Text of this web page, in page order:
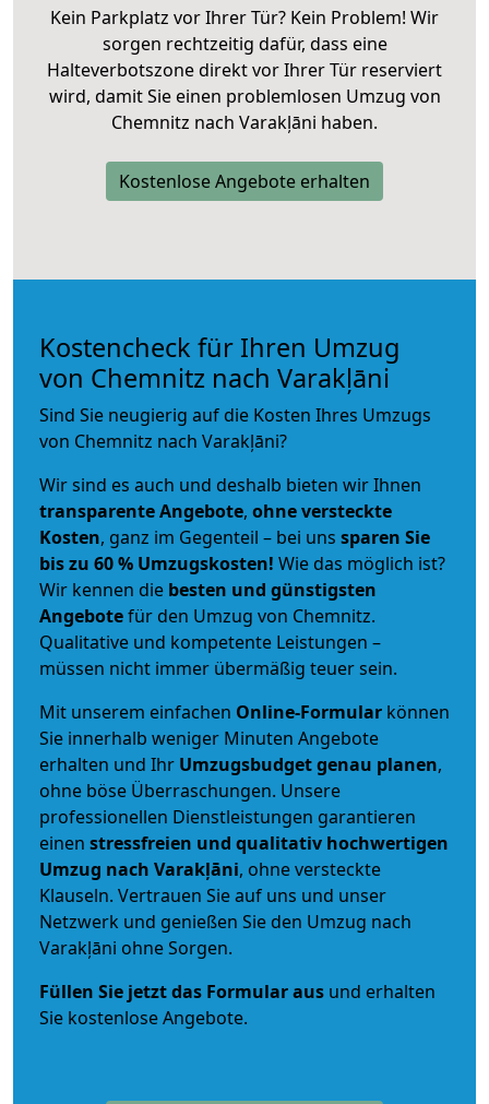
Kein Parkplatz vor Ihrer Tür? Kein Problem! Wir
sorgen rechtzeitig dafür, dass eine
Halteverbotszone direkt vor Ihrer Tür reserviert
wird, damit Sie einen problemlosen Umzug von
Chemnitz nach Varakļāni haben.
Kostenlose Angebote erhalten
Kostencheck für Ihren Umzug
von Chemnitz nach Varakļāni
Sind Sie neugierig auf die Kosten Ihres Umzugs
von Chemnitz nach Varakļāni?
Wir sind es auch und deshalb bieten wir Ihnen
transparente Angebote, ohne versteckte
Kosten, ganz im Gegenteil – bei uns sparen Sie
bis zu 60 % Umzugskosten! Wie das möglich ist?
Wir kennen die besten und günstigsten
Angebotefür den Umzug von Chemnitz.
Qualitative und kompetente Leistungen –
müssen nicht immer übermäßig teuer sein.
Mit unserem einfachen Online-Formular können
Sie innerhalb weniger Minuten Angebote
erhalten und Ihr Umzugsbudgetgenau planen,
ohne böse Überraschungen. Unsere
professionellen Dienstleistungen garantieren
einen stressfreien und qualitativ hochwertigen
Umzug nach Varakļāni, ohne versteckte
Klauseln. Vertrauen Sie auf uns und unser
Netzwerk und genießen Sie den Umzug nach
Varakļāni ohne Sorgen.
Füllen Sie jetzt das Formular aus und erhalten
Sie kostenlose Angebote.